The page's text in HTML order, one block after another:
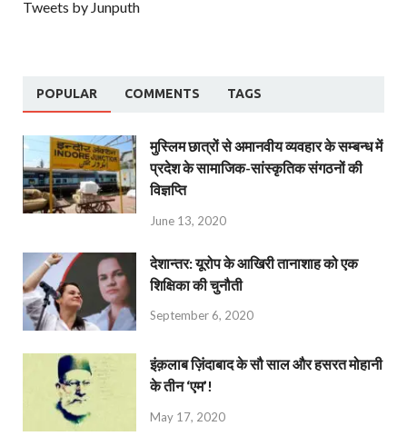
Tweets by Junputh
POPULAR COMMENTS TAGS
मुस्लिम छात्रों से अमानवीय व्यवहार के सम्बन्ध में
प्रदेश के सामाजिक-सांस्कृतिक संगठनों की
विज्ञप्ति
June 13, 2020
देशान्‍तर: यूरोप के आखिरी तानाशाह को एक
शिक्षिका की चुनौती
September 6, 2020
इंक़लाब ज़िंदाबाद के सौ साल और हसरत मोहानी
के तीन ‘एम’!
May 17, 2020